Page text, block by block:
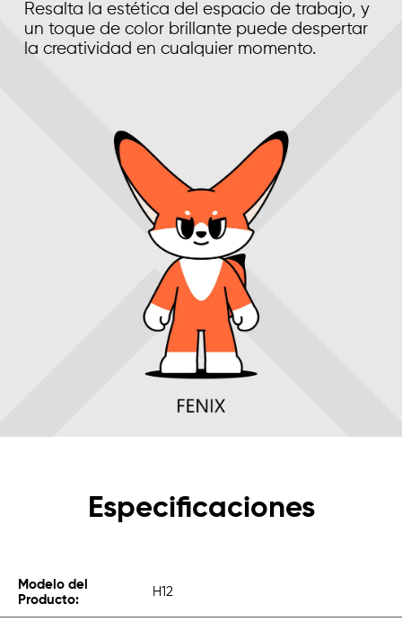
Resalta la estética del espacio de trabajo, y
un toque de color brillante puede despertar
la creatividad en cualquier momento.
Especificaciones
Modelo del
Producto:
H12